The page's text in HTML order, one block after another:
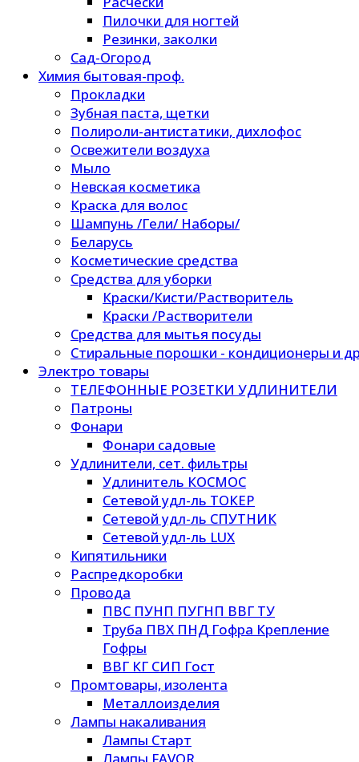
Пилочки для ногтей
Резинки, заколки
Сад-Огород
Химия бытовая-проф.
Прокладки
Зубная паста, щетки
Полироли-антистатики, дихлофос
Освежители воздуха
Мыло
Невская косметика
Краска для волос
Шампунь /Гели/ Наборы/
Беларусь
Косметические средства
Средства для уборки
Краски/Кисти/Растворитель
Краски /Растворители
Средства для мытья посуды
Стиральные порошки - кондиционеры и
Электро товары
ТЕЛЕФОННЫЕ РОЗЕТКИ УДЛИНИТЕЛИ
Патроны
Фонари
Фонари садовые
Удлинители, сет. фильтры
Удлинитель КОСМОС
Сетевой удл-ль ТОКЕР
Сетевой удл-ль СПУТНИК
Сетевой удл-ль LUX
Кипятильники
Распредкоробки
Провода
ПВС ПУНП ПУГНП ВВГ ТУ
Труба ПВХ ПНД Гофра Крепление
Гофры
ВВГ КГ СИП Гост
Промтовары, изолента
Металлоизделия
Лампы накаливания
Лампы Старт